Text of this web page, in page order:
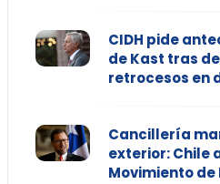
CIDH pide
de Kast tras
retrocesos en
Cancillería
exterior: Chile
Movimiento de